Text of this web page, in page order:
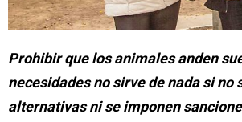
Prohibir que los animales anden
necesidades no sirve de nada si no
alternativas ni se imponen